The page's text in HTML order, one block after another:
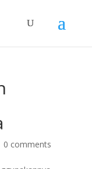
0 comments